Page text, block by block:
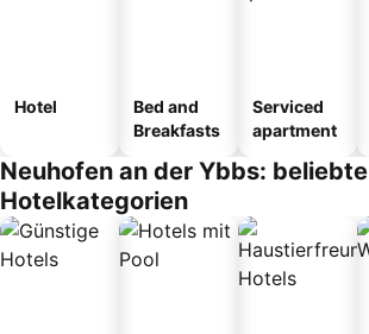
Hotel
Bed and
Breakfasts
Serviced
apartment
Neuhofen an der Ybbs: beliebte
Hotelkategorien